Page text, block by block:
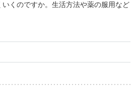
くのですか。生活方法や薬の服用など